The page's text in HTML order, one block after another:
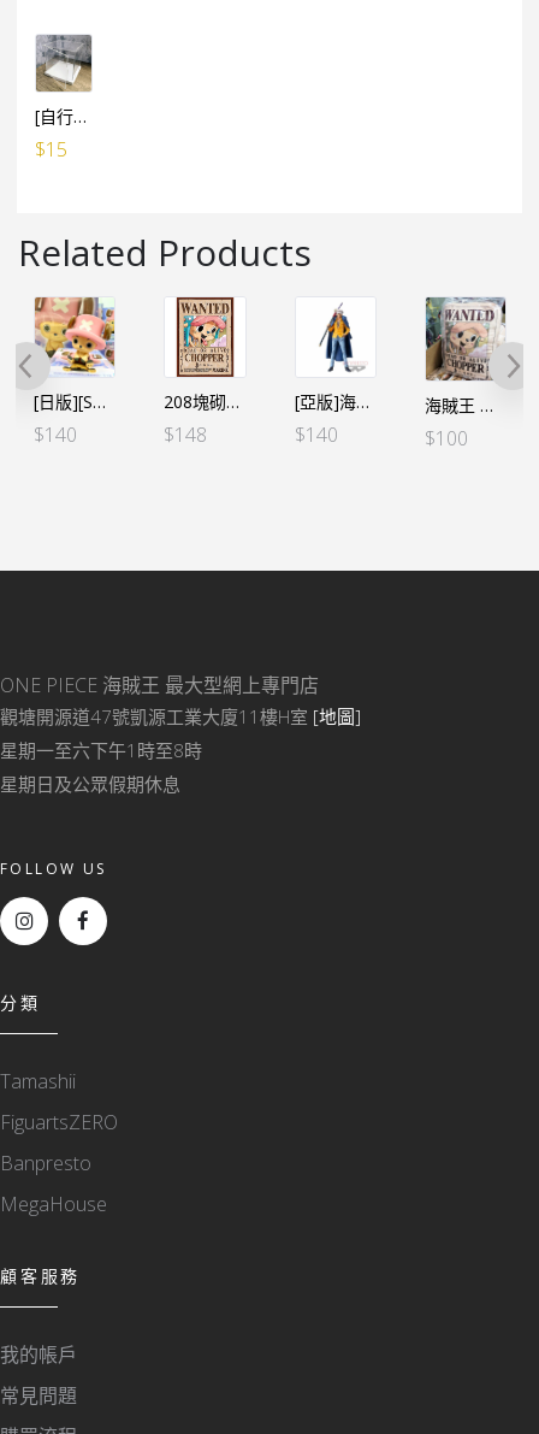
[自行組裝] WCF LOG / 食玩 ／ 景品 多用途防塵展示盒 (設活動門) 10cm高x10cm闊x10cm深
$15
Related Products
[日版][SOFVIMATES] 海賊王 索柏 兩年前ver.（日）
$140
208塊砌圖 新懸賞令 索柏
$148
[亞版]海賊王DXF～THE GRANDLINE MEN～和之國 vol.19 特拉法爾嘉·D·沃特爾·羅
$140
海賊王 懸賞令抱枕 – 索柏
$100
ONE PIECE 海賊王 最大型網上專門店
觀塘開源道47號凱源工業大廈11樓H室 [地圖]
星期一至六下午1時至8時
星期日及公眾假期休息
FOLLOW US
分類
Tamashii
FiguartsZERO
Banpresto
MegaHouse
顧客服務
我的帳戶
常見問題